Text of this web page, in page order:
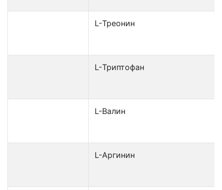
L-Треонин
L-Триптофан
L-Валин
L-Аргинин